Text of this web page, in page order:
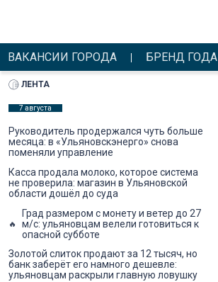
ВАКАНСИИ ГОРОДА БРЕНД ГОДА
ЛЕНТА
7 августа
Руководитель продержался чуть больше
месяца: в «Ульяновскэнерго» снова
поменяли управление
Касса продала молоко, которое система
не проверила: магазин в Ульяновской
области дошёл до суда
Град размером с монету и ветер до 27
м/с: ульяновцам велели готовиться к
опасной субботе
Золотой слиток продают за 12 тысяч, но
банк заберёт его намного дешевле:
ульяновцам раскрыли главную ловушку